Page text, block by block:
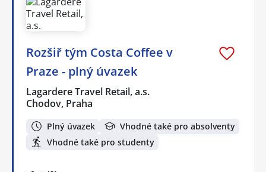
Rozšiř tým Costa Coffee v
Praze - plný úvazek
Lagardere Travel Retail, a.s.
Chodov, Praha
Plný úvazek
Vhodné také pro absolventy
Vhodné také pro studenty